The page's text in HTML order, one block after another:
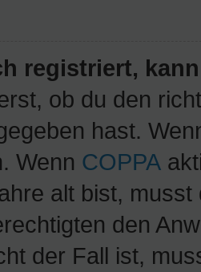
registriert,
ob du den
hast.
Wenn COPPA
alt bist,
den
der Fall ist,